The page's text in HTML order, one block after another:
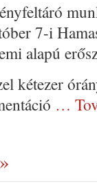
7-i
alapú
kétezer
…